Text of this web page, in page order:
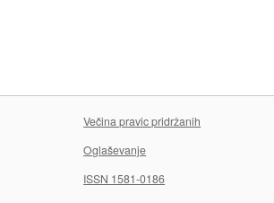
Večina pravic pridržanih
Oglaševanje
ISSN 1581-0186